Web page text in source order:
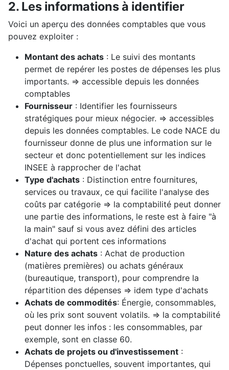
2. Les informations à identifier
Voici un aperçu des données comptables que vous
pouvez exploiter :
Montant des achats : Le suivi des montants
permet de repérer les postes de dépenses les plus
importants. => accessible depuis les données
comptables
Fournisseur : Identifier les fournisseurs
stratégiques pour mieux négocier. => accessibles
depuis les données comptables. Le code NACE du
fournisseur donne de plus une information sur le
secteur et donc potentiellement sur les indices
INSEE à rapprocher de l'achat
Type d'achats : Distinction entre fournitures,
services ou travaux, ce qui facilite l'analyse des
coûts par catégorie => la comptabilité peut donner
une partie des informations, le reste est à faire "à
la main" sauf si vous avez défini des articles
d'achat qui portent ces informations
Nature des achats : Achat de production
(matières premières) ou achats généraux
(bureautique, transport), pour comprendre la
répartition des dépenses => idem type d'achats
Achats de commodités: Énergie, consommables,
où les prix sont souvent volatils. => la comptabilité
peut donner les infos : les consommables, par
exemple, sont en classe 60.
Achats de projets ou d'investissement :
Dépenses ponctuelles, souvent importantes, qui